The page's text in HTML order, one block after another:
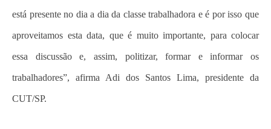
está presente no dia a dia da classe trabalhadora e é por isso que
aproveitamos esta data, que é muito importante, para colocar
essa discussão e, assim, politizar, formar e informar os
trabalhadores”, afirma Adi dos Santos Lima, presidente da
CUT/SP.